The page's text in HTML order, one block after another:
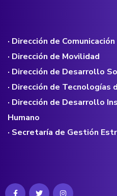
· Dirección de Comunicación
· Dirección de Movilidad
· Dirección de Desarrollo
· Dirección de Tecnologías
· Dirección de Desarrollo
Humano
· Secretaría de Gestión